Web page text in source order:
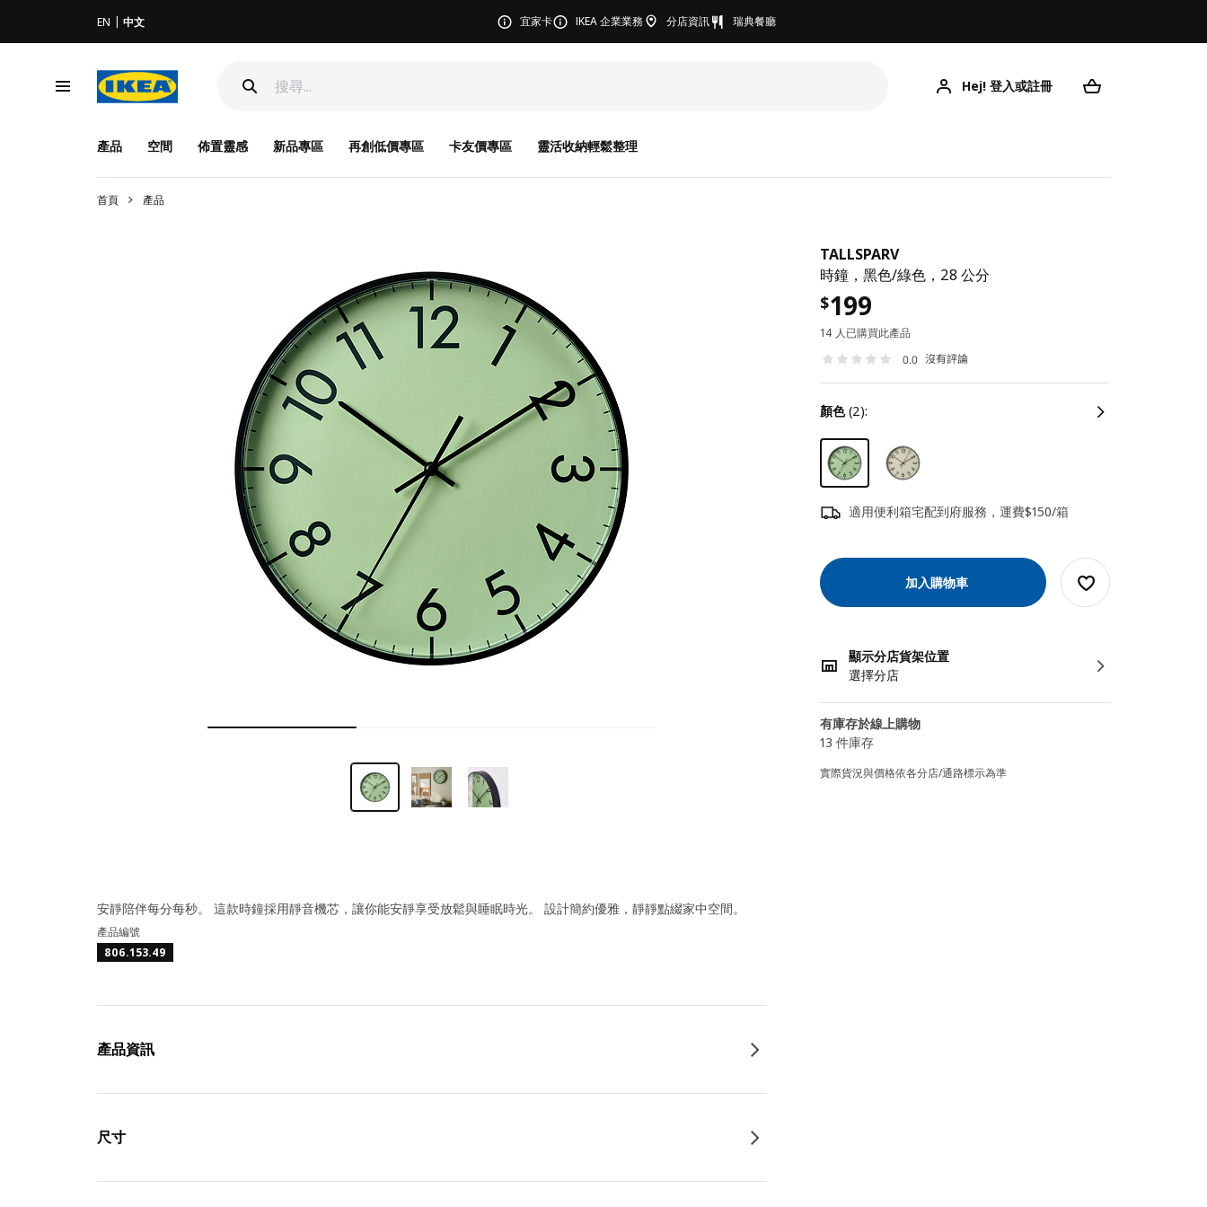
EN 中文 宜家卡 IKEA 企業業務 分店資訊 瑞典餐廳
Hej! 登入或註冊
產品 空間 佈置靈感 新品專區 再創低價專區 卡友價專區 靈活收納輕鬆整理
首頁 產品
TALLSPARV
時鐘，黑色/綠色，28 公分
$199
14 人已購買此產品
0.0 沒有評論
顏色(2):
適用便利箱宅配到府服務，運費$150/箱
加入購物車
顯示分店貨架位置
選擇分店
有庫存於線上購物
13 件庫存
實際貨況與價格依各分店/通路標示為準
安靜陪伴每分每秒。 這款時鐘採用靜音機芯，讓你能安靜享受放鬆與睡眠時光。 設計簡約優雅，靜靜點綴家中空間。
產品編號
806.153.49
產品資訊
尺寸